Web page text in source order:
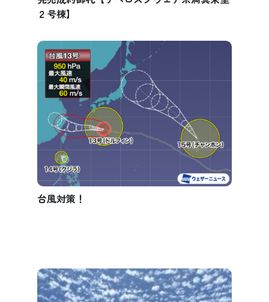
２号棟】
台風対策！